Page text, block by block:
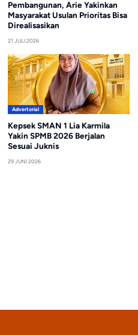
Pembangunan, Arie Yakinkan
Masyarakat Usulan Prioritas Bisa
Direalisasikan
21 JULI 2026
Advertorial
Kepsek SMAN 1 Lia Karmila
Yakin SPMB 2026 Berjalan
Sesuai Juknis
29 JUNI 2026